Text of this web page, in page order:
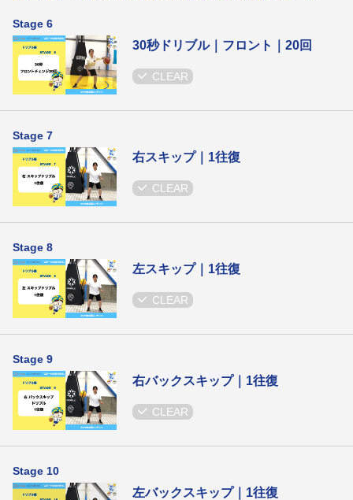
Stage 6
30秒ドリブル｜フロント｜20回
CLEAR
Stage 7
右スキップ｜1往復
CLEAR
Stage 8
左スキップ｜1往復
CLEAR
Stage 9
右バックスキップ｜1往復
CLEAR
Stage 10
左バックスキップ｜1往復